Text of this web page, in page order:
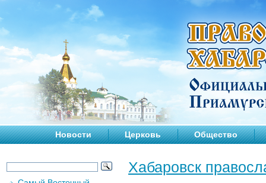
Новости Церковь Общество
Хабаровск